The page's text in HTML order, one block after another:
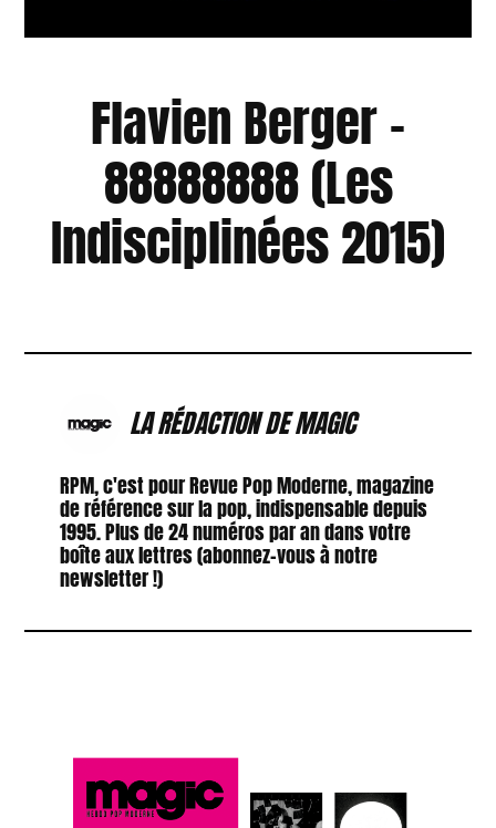
Flavien Berger –
88888888 (Les
Indisciplinées 2015)
LA RÉDACTION DE MAGIC
RPM, c'est pour Revue Pop Moderne, magazine
de référence sur la pop, indispensable depuis
1995. Plus de 24 numéros par an dans votre
boîte aux lettres (abonnez-vous à notre
newsletter !)